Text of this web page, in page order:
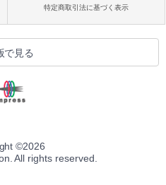
特定商取引法に基づく表示
で見る
©2026
All rights reserved.